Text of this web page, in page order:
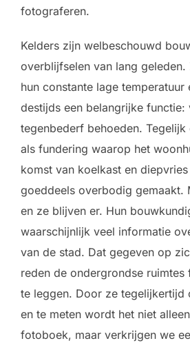
fotograferen.
Kelders zijn welbeschouwd
overblijfselen van lang geleden.
hun constante lage temperatuur
destijds een belangrijke functie:
tegenbederf behoeden. Tegelijk
als fundering waarop het
komst van koelkast en
goeddeels overbodig gemaakt.
en ze blijven er. Hun
waarschijnlijk veel informatie
van de stad. Dat gegeven op
reden de ondergrondse
te leggen. Door ze tegelijkertijd
en te meten wordt het niet
fotoboek, maar verkrijgen we